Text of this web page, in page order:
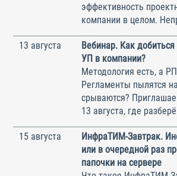
эффективность
компании в целом.
13 августа
Вебинар. Как
УП в компании?
Методология есть, а
Регламенты пылятся
срываются?
13 августа, где
15 августа
ИнфраТИМ-Завтрак.
или в очередной раз
папочки на сервере